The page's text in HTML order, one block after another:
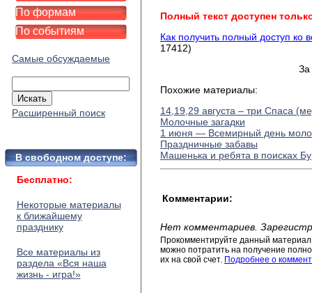
По формам
По событиям
Самые обсуждаемые
Расширенный поиск
В свободном доступе:
Бесплатно:
Некоторые материалы
к ближайшему
празднику
Все материалы из
раздела «Вся наша
жизнь - игра!»
Полный текст доступен
Как получить полный доступ ко
17412)
За
Похожие материалы:
14,19,29 августа – три Спаса
Молочные загадки
1 июня — Всемирный день
Праздничные забавы
Машенька и ребята в поисках
Комментарии:
Нет комментариев.
Прокомментируйте данный
можно потратить на получение
их на свой счет. Подробнее о